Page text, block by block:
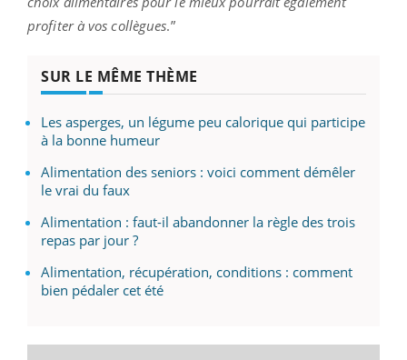
profiter à vos collègues.”
SUR LE MÊME THÈME
Les asperges, un légume peu calorique qui participe
à la bonne humeur
Alimentation des seniors : voici comment démêler
le vrai du faux
Alimentation : faut-il abandonner la règle des trois
repas par jour ?
Alimentation, récupération, conditions : comment
bien pédaler cet été